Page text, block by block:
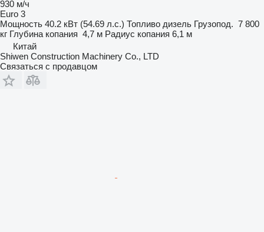
930 м/ч
Euro 3
Мощность 40.2 кВт (54.69 л.с.) Топливо дизель Грузопод. 7 800
кг Глубина копания 4,7 м Радиус копания 6,1 м
Китай
Shiwen Construction Machinery Co., LTD
Связаться с продавцом